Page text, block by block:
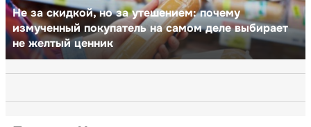
Не за скидкой, но за утешением: почему
измученный покупатель на самом деле выбирает
не желтый ценник